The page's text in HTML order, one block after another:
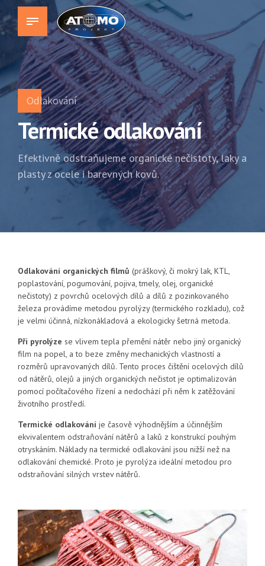
Odlakování
Termické odlakování
Efektivně odstraňujeme organické nečistoty, laky a
plasty z ocele i barevných kovů.
Odlakování organických filmů (práškový, či mokrý lak, KTL,
poplastování, pogumování, pojiva, tmely, olej, organické
nečistoty) z povrchů ocelových dílů a dílů z pozinkovaného
železa provádíme metodou pyrolýzy (termického rozkladu), což
je velmi účinná, nízkonákladová a ekologicky šetrná metoda.
Při pyrolýze se vlivem tepla přemění nátěr nebo jiný organický
film na popel, a to beze změny mechanických vlastností a
rozměrů upravovaných dílů. Tento proces čištění ocelových dílů
od nátěrů, olejů a jiných organických nečistot je optimalizován
pomocí počítačového řízení a nedochází při něm k zatěžování
životního prostředí.
Termické odlakování je časově výhodnějším a účinnějším
ekvivalentem odstraňování nátěrů a laků z konstrukcí pouhým
otryskáním. Náklady na termické odlakování jsou nižší než na
odlakování chemické. Proto je pyrolýza ideální metodou pro
odstraňování silných vrstev nátěrů.